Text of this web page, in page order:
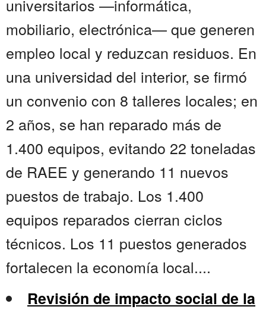
universitarios —informática,
mobiliario, electrónica— que generen
empleo local y reduzcan residuos. En
una universidad del interior, se firmó
un convenio con 8 talleres locales; en
2 años, se han reparado más de
1.400 equipos, evitando 22 toneladas
de RAEE y generando 11 nuevos
puestos de trabajo. Los 1.400
equipos reparados cierran ciclos
técnicos. Los 11 puestos generados
fortalecen la economía local....
Revisión de impacto social de la